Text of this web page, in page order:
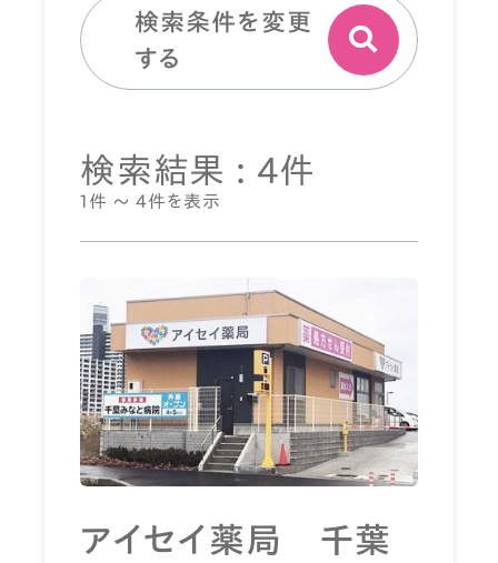
検索条件を変更
する
検索結果 : 4件
1件 ～ 4件を表示
アイセイ薬局 千葉